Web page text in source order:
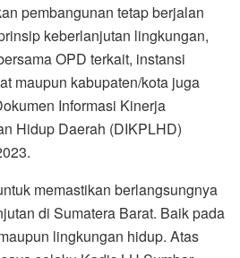
pembangunan tetap berjalan
keberlanjutan lingkungan,
OPD terkait, instansi
maupun kabupaten/kota juga
Informasi Kinerja
Hidup Daerah (DIKPLHD)
memastikan berlangsungnya
di Sumatera Barat. Baik pada
lingkungan hidup. Atas